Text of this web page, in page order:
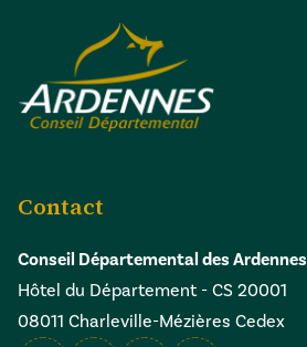
Contact
Conseil Départemental des Ardennes
Hôtel du Département - CS 20001
08011 Charleville-Mézières Cedex